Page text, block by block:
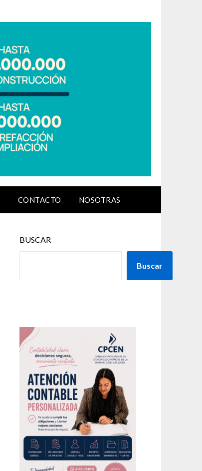
CONTACTO NOSOTRAS
BUSCAR
Buscar